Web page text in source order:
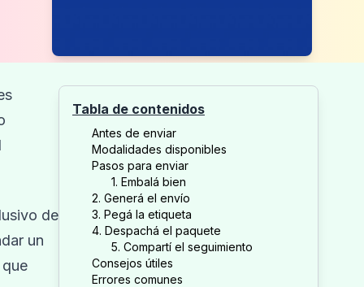
de
un
Tabla de contenidos
Antes de enviar
Modalidades disponibles
Pasos para enviar
1. Embalá bien
2. Generá el envío
3. Pegá la etiqueta
4. Despachá el paquete
5. Compartí el seguimiento
Consejos útiles
Errores comunes